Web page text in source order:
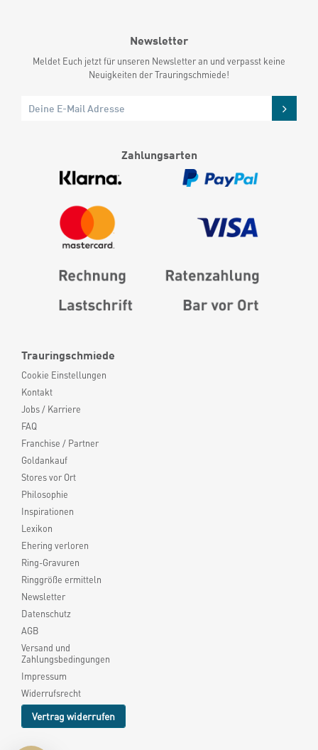
Trauringschmiede
Cookie Einstellungen
Kontakt
Jobs / Karriere
FAQ
Franchise / Partner
Goldankauf
Stores vor Ort
Philosophie
Inspirationen
Lexikon
Ehering verloren
Ring-Gravuren
Ringgröße ermitteln
Newsletter
Datenschutz
AGB
Versand und
Zahlungsbedingungen
Impressum
Widerrufsrecht
Vertrag widerrufen
Newsletter
Meldet Euch jetzt für unseren Newsletter an und verpasst keine
Neuigkeiten der Trauringschmiede!
Zahlungsarten